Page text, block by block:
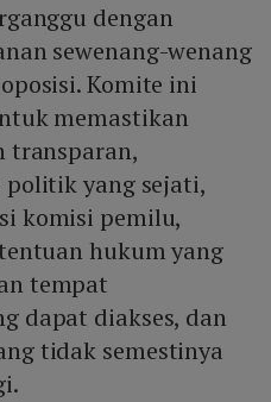
dengan
sewenang-wenang
Komite ini
memastikan
transparan,
yang sejati,
komisi pemilu,
hukum yang
tempat
dapat diakses, dan
tidak semestinya